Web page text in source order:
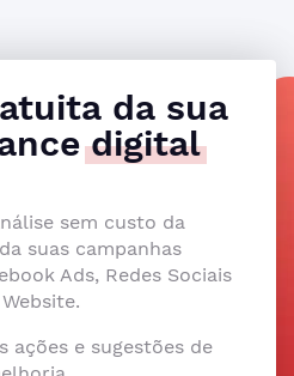
da sua
digital
sem custo da
suas campanhas
Ads, Redes Sociais
ações e sugestões de